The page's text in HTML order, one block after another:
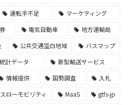
運転手不足
マーケティング
電気自動車
地方運輸局
公共交通空白地域
バスマップ
統計データ
新型輸送サービス
情報提供 国勢調査
入札
ローモビリティ MaaS
gtfs-jp